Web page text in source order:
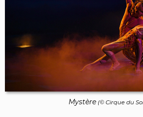
Mystère (© Cirque du